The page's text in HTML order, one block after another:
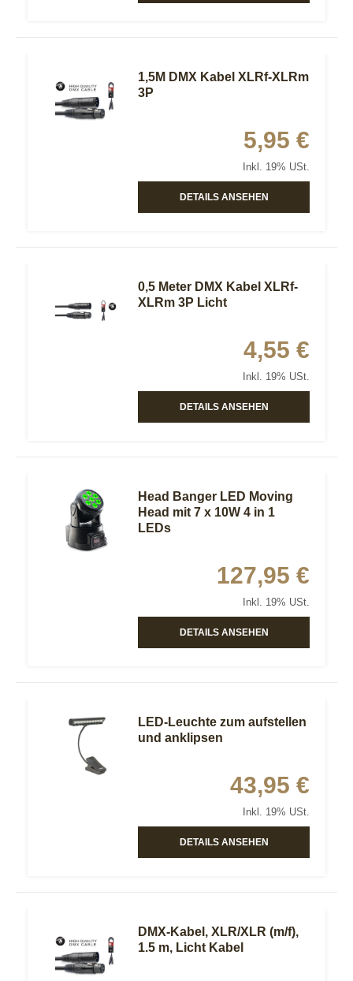
1,5M DMX Kabel XLRf-XLRm
3P
5,95 €
Inkl. 19% USt.
DETAILS ANSEHEN
0,5 Meter DMX Kabel XLRf-
XLRm 3P Licht
4,55 €
Inkl. 19% USt.
DETAILS ANSEHEN
Head Banger LED Moving
Head mit 7 x 10W 4 in 1
LEDs
127,95 €
Inkl. 19% USt.
DETAILS ANSEHEN
LED-Leuchte zum aufstellen
und anklipsen
43,95 €
Inkl. 19% USt.
DETAILS ANSEHEN
DMX-Kabel, XLR/XLR (m/f),
1.5 m, Licht Kabel